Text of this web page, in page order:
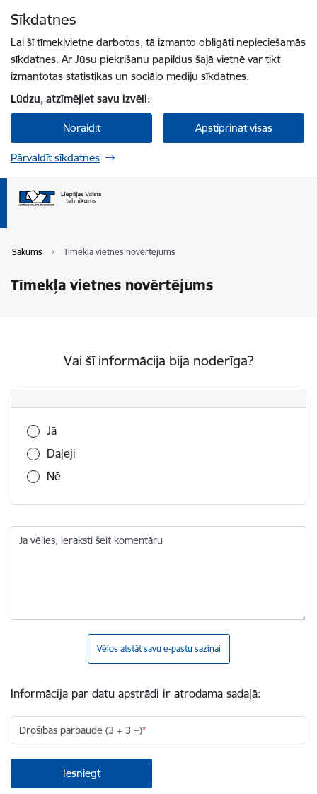
Sīkdatnes
Lai šī tīmekļvietne darbotos, tā izmanto obligāti nepieciešamās
sīkdatnes. Ar Jūsu piekrišanu papildus šajā vietnē var tikt
izmantotas statistikas un sociālo mediju sīkdatnes.
Lūdzu, atzīmējiet savu izvēli:
Noraidīt Apstiprināt visas
Pārvaldīt sīkdatnes
Sākums Tīmekļa vietnes novērtējums
Tīmekļa vietnes novērtējums
Vai šī informācija bija noderīga?
Vai šī informācija bija noderīga?
Jā
Daļēji
Nē
Ja vēlies, ieraksti šeit komentāru
Vēlos atstāt savu e-pastu saziņai
Informācija par datu apstrādi ir atrodama sadaļā:
Drošības pārbaude (3 + 3 =)